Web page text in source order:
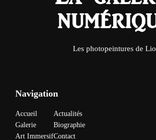
Les photopeintures de Lio
Navigation
Accueil
Galerie
Art Immersif
Actualités
Biographie
Contact